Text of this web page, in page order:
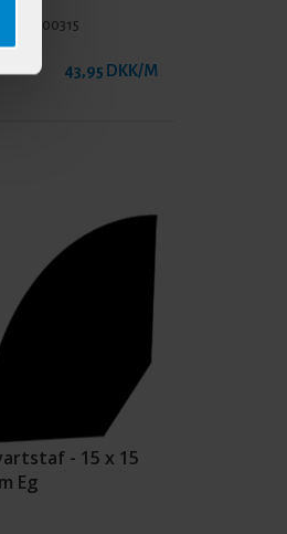
900315
43,95 DKK/M
- 15 x 15
Eg